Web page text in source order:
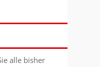
alle bisher